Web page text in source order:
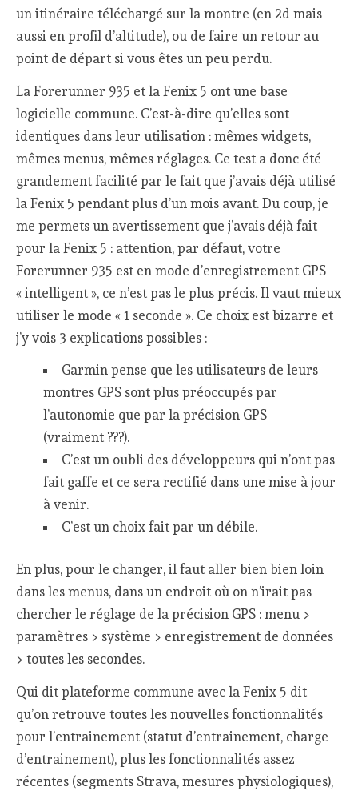
un itinéraire téléchargé sur la montre (en 2d mais
aussi en profil d’altitude), ou de faire un retour au
point de départ si vous êtes un peu perdu.
La Forerunner 935 et la Fenix 5 ont une base
logicielle commune. C’est-à-dire qu’elles sont
identiques dans leur utilisation : mêmes widgets,
mêmes menus, mêmes réglages. Ce test a donc été
grandement facilité par le fait que j’avais déjà utilisé
la Fenix 5 pendant plus d’un mois avant. Du coup, je
me permets un avertissement que j’avais déjà fait
pour la Fenix 5 : attention, par défaut, votre
Forerunner 935 est en mode d’enregistrement GPS
« intelligent », ce n’est pas le plus précis. Il vaut mieux
utiliser le mode « 1 seconde ». Ce choix est bizarre et
j’y vois 3 explications possibles :
Garmin pense que les utilisateurs de leurs
montres GPS sont plus préoccupés par
l’autonomie que par la précision GPS
(vraiment ???).
C’est un oubli des développeurs qui n’ont pas
fait gaffe et ce sera rectifié dans une mise à jour
à venir.
C’est un choix fait par un débile.
En plus, pour le changer, il faut aller bien bien loin
dans les menus, dans un endroit où on n’irait pas
chercher le réglage de la précision GPS : menu >
paramètres > système > enregistrement de données
> toutes les secondes.
Qui dit plateforme commune avec la Fenix 5 dit
qu’on retrouve toutes les nouvelles fonctionnalités
pour l’entrainement (statut d’entrainement, charge
d’entrainement), plus les fonctionnalités assez
récentes (segments Strava, mesures physiologiques),